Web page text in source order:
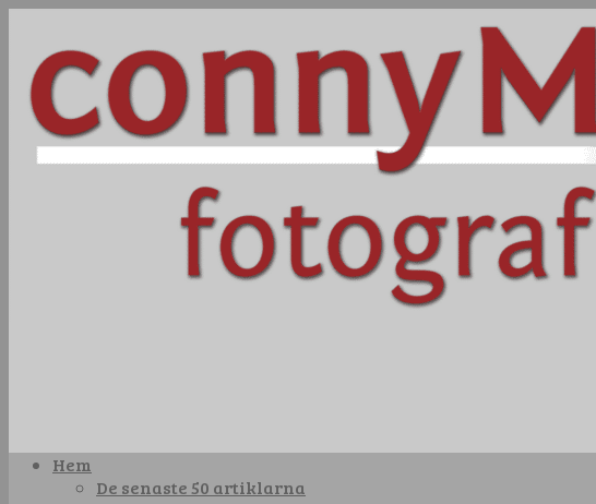
Hem
De senaste 50 artiklarna